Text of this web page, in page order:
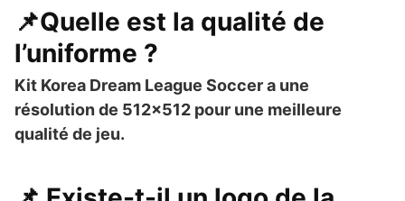
📌Quelle est la qualité de
l’uniforme ?
Kit Korea Dream League Soccera une
résolution de 512×512 pour une meilleure
qualité de jeu.